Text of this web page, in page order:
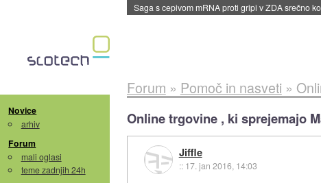
Saga s cepivom mRNA proti gripi v ZDA srečno
Novice
arhiv
Forum
mali oglasi
teme zadnjih 24h
Forum » Pomoč in nasveti »
Online trgovine , ki sprejemajo
Jiffle
:: 17. jan 2016, 14:03